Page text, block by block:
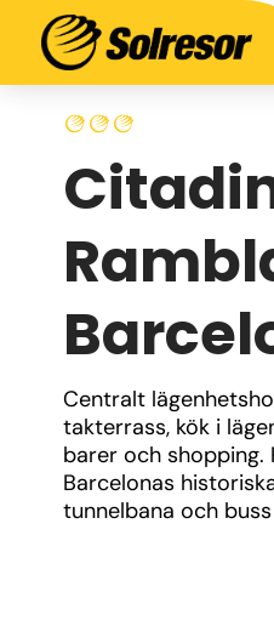
Centralt
takterrass, kök i
barer och
Barcelonas
tunnelbana och